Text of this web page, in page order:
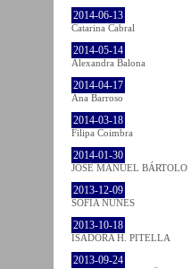
2014-06-13
Catarina Cabral
2014-05-14
Alexandra Balona
2014-04-17
Ana Barroso
2014-03-18
Filipa Coimbra
2014-01-30
JOSÉ MANUEL BÁRTOLO
2013-12-09
SOFIA NUNES
2013-10-18
ISADORA H. PITELLA
2013-09-24